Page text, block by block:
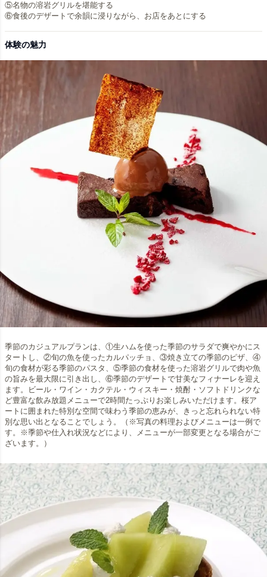
⑤名物の溶岩グリルを堪能する
⑥食後のデザートで余韻に浸りながら、お店をあとにする
体験の魅力
季節のカジュアルプランは、①生ハムを使った季節のサラダで爽やかにス
タートし、②旬の魚を使ったカルパッチョ、③焼き立ての季節のピザ、④
旬の食材が彩る季節のパスタ、⑤季節の食材を使った溶岩グリルで肉や魚
の旨みを最大限に引き出し、⑥季節のデザートで甘美なフィナーレを迎え
ます。ビール・ワイン・カクテル・ウィスキー・焼酎・ソフトドリンクな
ど豊富な飲み放題メニューで2時間たっぷりお楽しみいただけます。桜ア
ートに囲まれた特別な空間で味わう季節の恵みが、きっと忘れられない特
別な思い出となることでしょう。（※写真の料理およびメニューは一例で
す。※季節や仕入れ状況などにより、メニューが一部変更となる場合がご
ざいます。）